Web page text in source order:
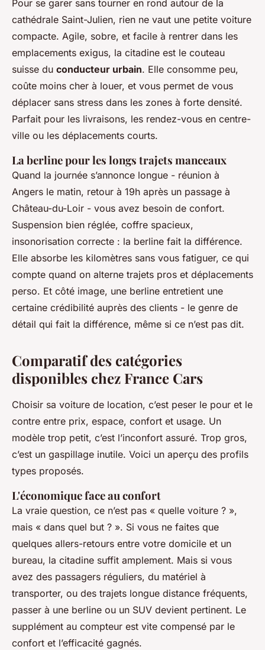
Pour se garer sans tourner en rond autour de la
cathédrale Saint-Julien, rien ne vaut une petite voiture
compacte. Agile, sobre, et facile à rentrer dans les
emplacements exigus, la citadine est le couteau
suisse du conducteur urbain. Elle consomme peu,
coûte moins cher à louer, et vous permet de vous
déplacer sans stress dans les zones à forte densité.
Parfait pour les livraisons, les rendez-vous en centre-
ville ou les déplacements courts.
La berline pour les longs trajets manceaux
Quand la journée s’annonce longue - réunion à
Angers le matin, retour à 19h après un passage à
Château-du-Loir - vous avez besoin de confort.
Suspension bien réglée, coffre spacieux,
insonorisation correcte : la berline fait la différence.
Elle absorbe les kilomètres sans vous fatiguer, ce qui
compte quand on alterne trajets pros et déplacements
perso. Et côté image, une berline entretient une
certaine crédibilité auprès des clients - le genre de
détail qui fait la différence, même si ce n’est pas dit.
Comparatif des catégories
disponibles chez France Cars
Choisir sa voiture de location, c’est peser le pour et le
contre entre prix, espace, confort et usage. Un
modèle trop petit, c’est l’inconfort assuré. Trop gros,
c’est un gaspillage inutile. Voici un aperçu des profils
types proposés.
L'économique face au confort
La vraie question, ce n’est pas « quelle voiture ? »,
mais « dans quel but ? ». Si vous ne faites que
quelques allers-retours entre votre domicile et un
bureau, la citadine suffit amplement. Mais si vous
avez des passagers réguliers, du matériel à
transporter, ou des trajets longue distance fréquents,
passer à une berline ou un SUV devient pertinent. Le
supplément au compteur est vite compensé par le
confort et l’efficacité gagnés.